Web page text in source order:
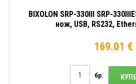
BIXOLON SRP-330III SRP-
нож, USB, RS232,
169.01 €
бр.